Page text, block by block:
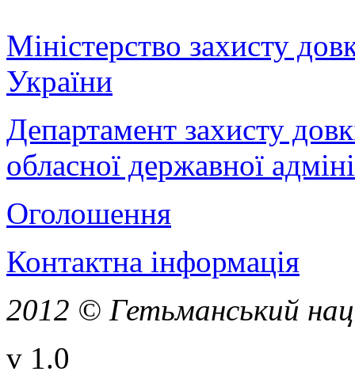
Міністерство захисту
України
Департамент захисту
обласної державної
Оголошення
Контактна інформація
2012 © Гетьманський
v 1.0